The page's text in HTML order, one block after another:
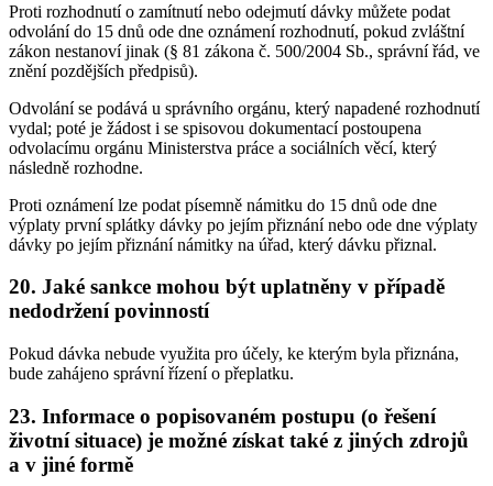
Proti rozhodnutí o zamítnutí nebo odejmutí dávky můžete podat
odvolání do 15 dnů ode dne oznámení rozhodnutí, pokud zvláštní
zákon nestanoví jinak (§ 81 zákona č. 500/2004 Sb., správní řád, ve
znění pozdějších předpisů).
Odvolání se podává u správního orgánu, který napadené rozhodnutí
vydal; poté je žádost i se spisovou dokumentací postoupena
odvolacímu orgánu Ministerstva práce a sociálních věcí, který
následně rozhodne.
Proti oznámení lze podat písemně námitku do 15 dnů ode dne
výplaty první splátky dávky po jejím přiznání nebo ode dne výplaty
dávky po jejím přiznání námitky na úřad, který dávku přiznal.
20. Jaké sankce mohou být uplatněny v případě
nedodržení povinností
Pokud dávka nebude využita pro účely, ke kterým byla přiznána,
bude zahájeno správní řízení o přeplatku.
23. Informace o popisovaném postupu (o řešení
životní situace) je možné získat také z jiných zdrojů
a v jiné formě